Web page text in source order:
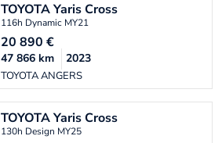
TOYOTAYaris Cross
116h Dynamic MY21
20 890 €
TOYOTA ANGERS
47 866 km 2023
TOYOTAYaris Cross
130h Design MY25